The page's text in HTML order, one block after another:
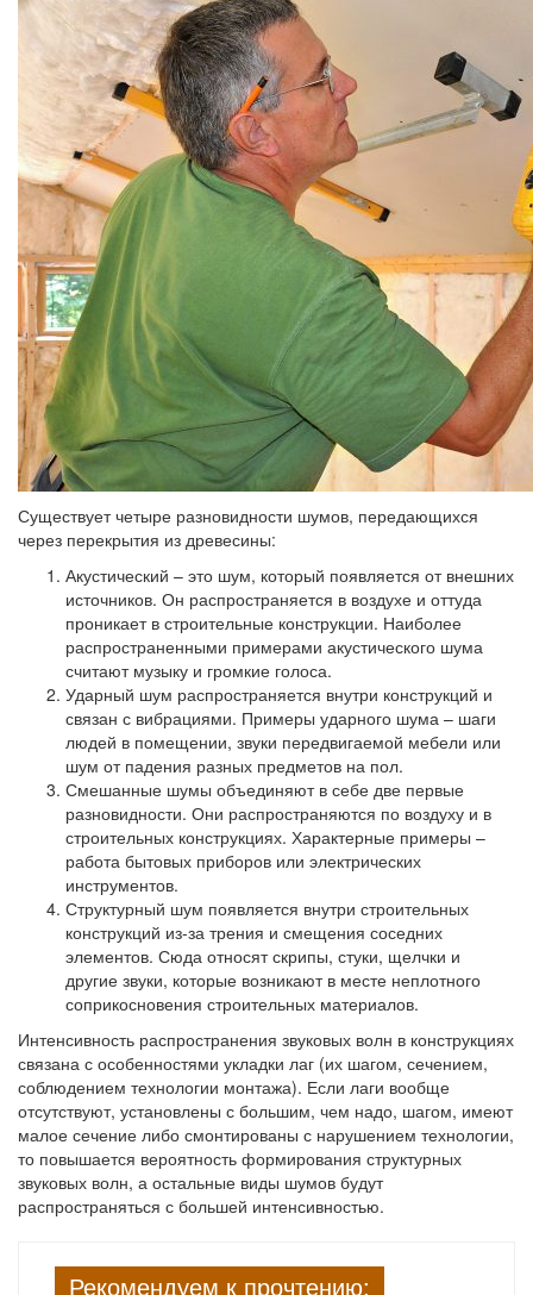
Существует четыре разновидности шумов, передающихся
через перекрытия из древесины:
Акустический – это шум, который появляется от внешних
источников. Он распространяется в воздухе и оттуда
проникает в строительные конструкции. Наиболее
распространенными примерами акустического шума
считают музыку и громкие голоса.
Ударный шум распространяется внутри конструкций и
связан с вибрациями. Примеры ударного шума – шаги
людей в помещении, звуки передвигаемой мебели или
шум от падения разных предметов на пол.
Смешанные шумы объединяют в себе две первые
разновидности. Они распространяются по воздуху и в
строительных конструкциях. Характерные примеры –
работа бытовых приборов или электрических
инструментов.
Структурный шум появляется внутри строительных
конструкций из-за трения и смещения соседних
элементов. Сюда относят скрипы, стуки, щелчки и
другие звуки, которые возникают в месте неплотного
соприкосновения строительных материалов.
Интенсивность распространения звуковых волн в конструкциях
связана с особенностями укладки лаг (их шагом, сечением,
соблюдением технологии монтажа). Если лаги вообще
отсутствуют, установлены с большим, чем надо, шагом, имеют
малое сечение либо смонтированы с нарушением технологии,
то повышается вероятность формирования структурных
звуковых волн, а остальные виды шумов будут
распространяться с большей интенсивностью.
Рекомендуем к прочтению: